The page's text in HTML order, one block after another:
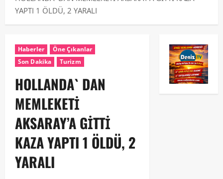
YAPTI 1 ÖLDÜ, 2 YARALI
Haberler
Öne Çıkanlar
Son Dakika
Turizm
HOLLANDA` DAN
MEMLEKETİ
AKSARAY’A GİTTİ
KAZA YAPTI 1 ÖLDÜ, 2
YARALI